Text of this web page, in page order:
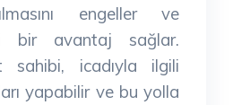
engeller ve
bir avantaj sağlar.
sahibi, icadıyla ilgili
yapabilir ve bu yolla